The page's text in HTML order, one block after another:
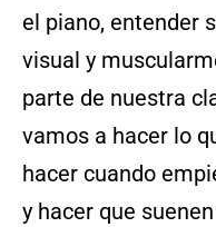
el piano, entender
visual y
parte de nuestra
vamos a hacer lo
hacer cuando
y hacer que